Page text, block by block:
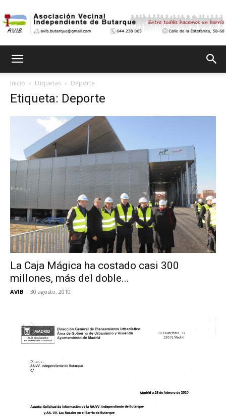
Independiente
Butarque
Inicio Etiquetas Deporte
Etiqueta: Deporte
La Caja Mágica ha costado casi 300
millones, más del doble...
AVIB - 30 agosto, 2010